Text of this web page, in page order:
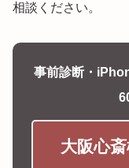
相談ください。
事前診断・
大阪心